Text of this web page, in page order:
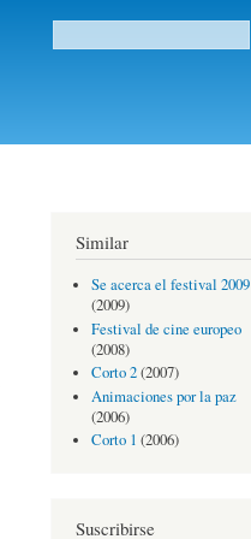
Formulario de búsqueda
Similar
Se acerca el festival 2009
(2009)
Festival de cine europeo
(2008)
Corto 2(2007)
Animaciones por la paz
(2006)
Corto 1 (2006)
Suscribirse